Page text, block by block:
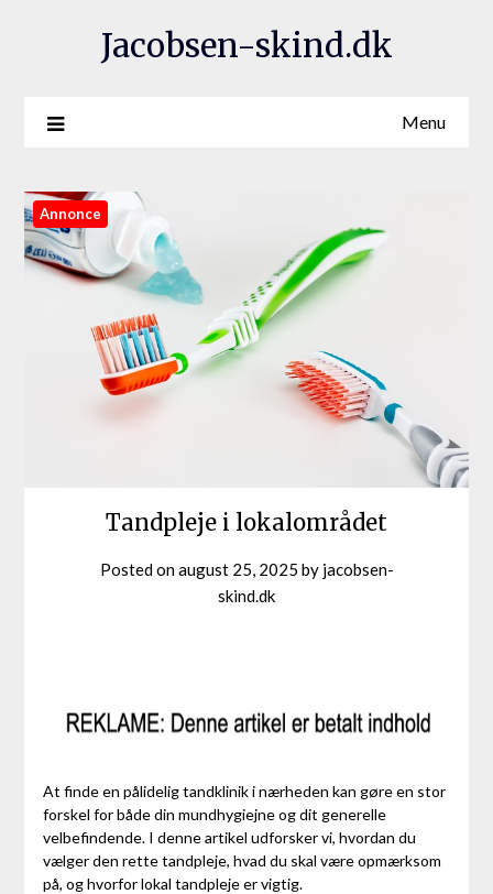
Jacobsen-skind.dk
Menu
Annonce
Tandpleje i lokalområdet
Posted onaugust 25, 2025 by jacobsen-
skind.dk
At finde en pålidelig tandklinik i nærheden kan gøre en stor
forskel for både din mundhygiejne og dit generelle
velbefindende. I denne artikel udforsker vi, hvordan du
vælger den rette tandpleje, hvad du skal være opmærksom
på, og hvorfor lokal tandpleje er vigtig.